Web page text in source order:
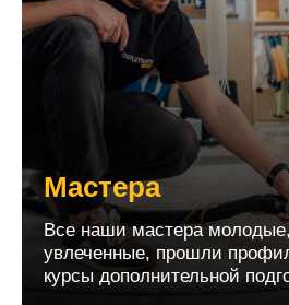
Мастера
Все наши мастера
увлеченные, прошли
курсы дополнительной